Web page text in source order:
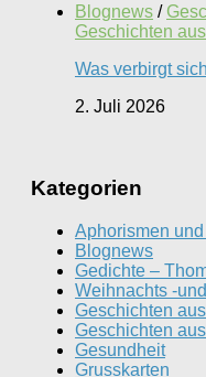
Blognews /
Geschichten
Was verbirgt
2. Juli 2026
Kategorien
Aphorismen
Blognews
Gedichte –
Weihnachts -
Geschichten
Geschichten
Gesundheit
Grusskarten